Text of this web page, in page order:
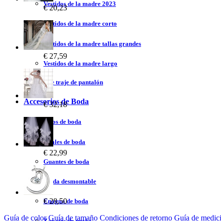
Vestidos de la madre 2023
Vestidos de la madre corto
Vestidos de la madre tallas grandes
Vestidos de la madre largo
Vestidos de traje de pantalón
Accesorios de Boda
Velos de boda
Chales de boda
Guantes de boda
Falda desmontable
Enagua de boda
€ 20,23
€ 27,59
€ 32,18
€ 22,99
€ 28,50
Guía de color Guía de tamaño Condiciones de retorno Guía de